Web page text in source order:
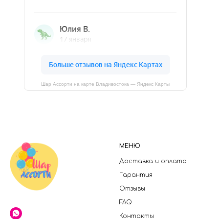
Шар Ассорти на карте Владивостока — Яндекс Карты
МЕНЮ
Доставка и оплата
Гарантия
Отзывы
FAQ
Контакты